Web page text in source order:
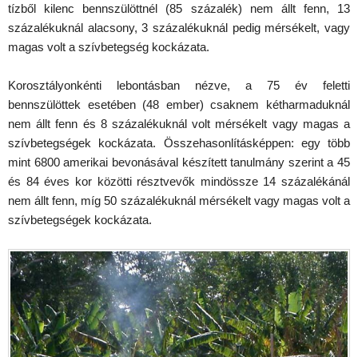
tízből kilenc bennszülöttnél (85 százalék) nem állt fenn, 13
százalékuknál alacsony, 3 százalékuknál pedig mérsékelt, vagy
magas volt a szívbetegség kockázata.
Korosztályonkénti lebontásban nézve, a 75 év feletti
bennszülöttek esetében (48 ember) csaknem kétharmaduknál
nem állt fenn és 8 százalékuknál volt mérsékelt vagy magas a
szívbetegségek kockázata. Összehasonlításképpen: egy több
mint 6800 amerikai bevonásával készített tanulmány szerint a 45
és 84 éves kor közötti résztvevők mindössze 14 százalékánál
nem állt fenn, míg 50 százalékuknál mérsékelt vagy magas volt a
szívbetegségek kockázata.